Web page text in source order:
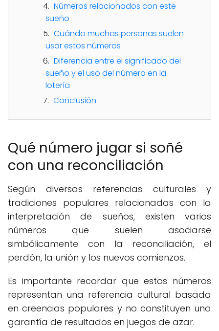
Números relacionados con este
sueño
Cuándo muchas personas suelen
usar estos números
Diferencia entre el significado del
sueño y el uso del número en la
lotería
Conclusión
Qué número jugar si soñé
con una reconciliación
Según diversas referencias culturales y
tradiciones populares relacionadas con la
interpretación de sueños, existen varios
números que suelen asociarse
simbólicamente con la reconciliación, el
perdón, la unión y los nuevos comienzos.
Es importante recordar que estos números
representan una referencia cultural basada
en creencias populares y no constituyen una
garantía de resultados en juegos de azar.